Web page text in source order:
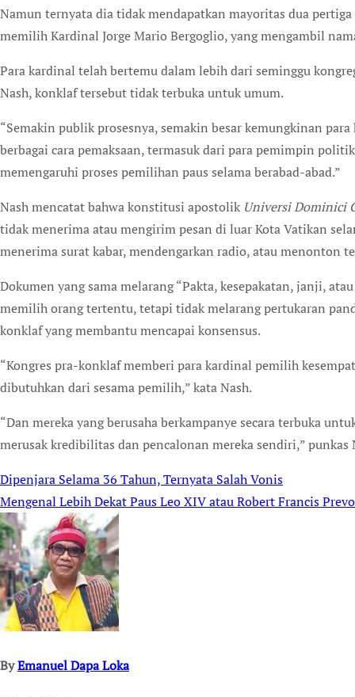
Namun ternyata dia tidak mendapatkan mayoritas dua
memilih Kardinal Jorge Mario Bergoglio, yang mengambil
Para kardinal telah bertemu dalam lebih dari seminggu
Nash, konklaf tersebut tidak terbuka untuk umum.
“Semakin publik prosesnya, semakin besar kemungkinan
berbagai cara pemaksaan, termasuk dari para pemimpin
memengaruhi proses pemilihan paus selama berabad-abad.”
Nash mencatat bahwa konstitusi apostolik Universi Dominici
tidak menerima atau mengirim pesan di luar Kota Vatikan
menerima surat kabar, mendengarkan radio, atau menonton
Dokumen yang sama melarang “Pakta, kesepakatan, janji,
memilih orang tertentu, tetapi tidak melarang pertukaran
konklaf yang membantu mencapai konsensus.
“Kongres pra-konklaf memberi para kardinal pemilih
dibutuhkan dari sesama pemilih,” kata Nash.
“Dan mereka yang berusaha berkampanye secara terbuka
merusak kredibilitas dan pencalonan mereka sendiri,” punkas
Post
navigation
Dipenjara Selama 36 Tahun, Ternyata Salah Vonis
Mengenal Lebih Dekat Paus Leo XIV atau Robert Francis
ByEmanuel Dapa Loka